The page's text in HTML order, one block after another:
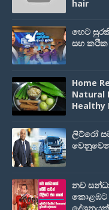
hair
හෙට
සහ කථික
Home
Natural
Healthy
ලිට්රෝ
නව
කොළඹට